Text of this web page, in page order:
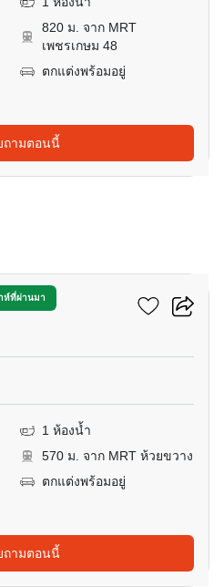
820 ม. จาก MRT
เพชรเกษม 48
ตกแต่งพร้อมอยู่
ถามตอนนี้
ห์ที่ผ่านมา
1 ห้องน้ำ
570 ม. จาก MRT ห้วยขวาง
ตกแต่งพร้อมอยู่
ถามตอนนี้